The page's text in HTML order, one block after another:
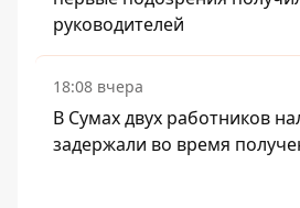
руководителей
18:08 вчера
В Сумах двух работников
задержали во время